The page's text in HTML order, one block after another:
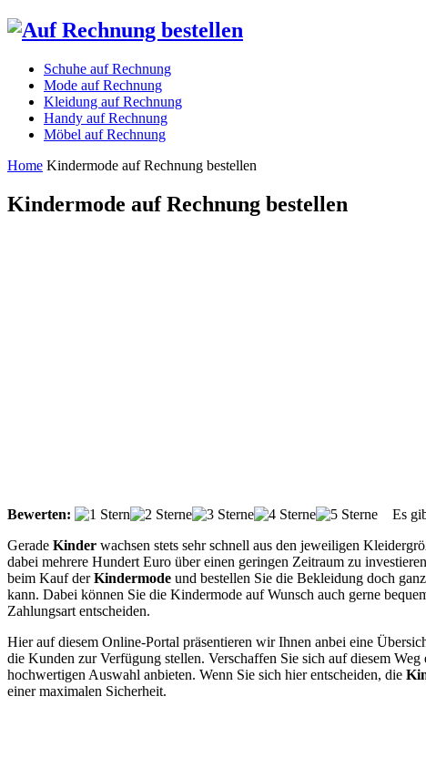
Schuhe auf Rechnung
Mode auf Rechnung
Kleidung auf Rechnung
Handy auf Rechnung
Möbel auf Rechnung
Home Kindermode auf Rechnung bestellen
Kindermode auf Rechnung bestellen
Bewerten: Es
Gerade Kinder wachsen stets sehr schnell aus den jeweiligen
dabei mehrere Hundert Euro über einen geringen Zeitraum zu
beim Kauf derKindermode und bestellen Sie die Bekleidung doch
kann. Dabei können Sie die Kindermode auf Wunsch auch gerne
Zahlungsart entscheiden.
Hier auf diesem Online-Portal präsentieren wir Ihnen anbei eine
die Kunden zur Verfügung stellen. Verschaffen Sie sich auf diesem
hochwertigen Auswahl anbieten. Wenn Sie sich hier entscheiden, die
einer maximalen Sicherheit.